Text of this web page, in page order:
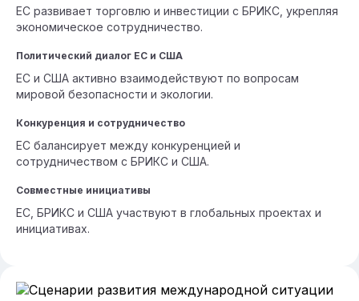
ЕС развивает торговлю и инвестиции с БРИКС, укрепляя
экономическое сотрудничество.
Политический диалог ЕС и США
ЕС и США активно взаимодействуют по вопросам
мировой безопасности и экологии.
Конкуренция и сотрудничество
ЕС балансирует между конкуренцией и
сотрудничеством с БРИКС и США.
Совместные инициативы
ЕС, БРИКС и США участвуют в глобальных проектах и
инициативах.